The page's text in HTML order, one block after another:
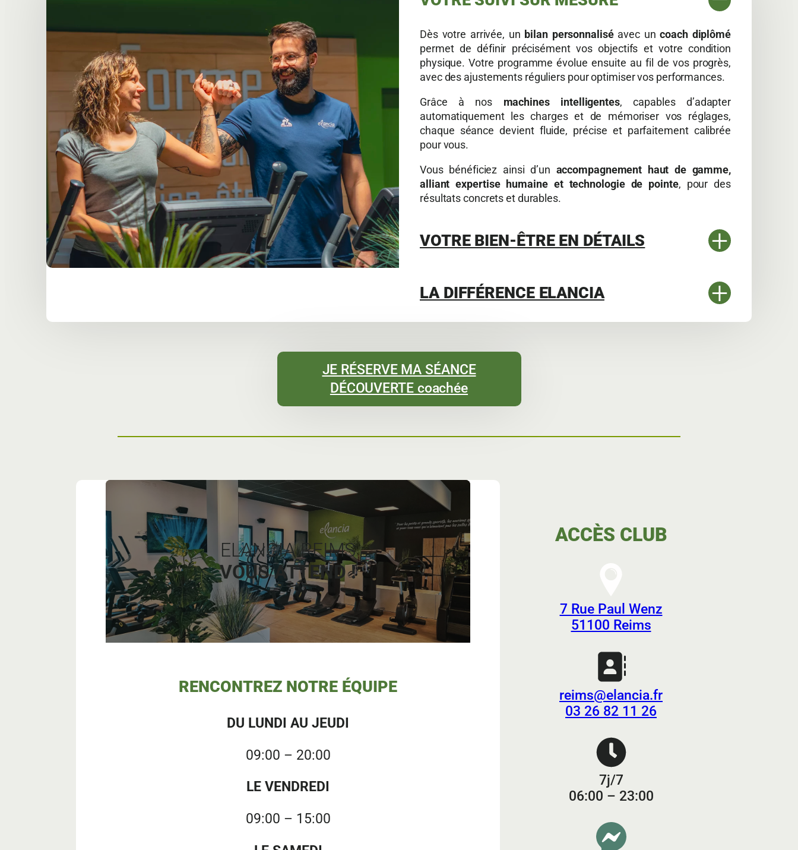
Dès votre arrivée, un bilan personnaliséavec uncoach diplômé
permet de définir précisément vos objectifs et votre condition
physique. Votre programme évolue ensuite au fil de vos progrès,
avec des ajustements réguliers pour optimiser vos performances.
Grâce à nos machines intelligentes, capables d’adapter
automatiquement les charges et de mémoriser vos réglages,
chaque séance devient fluide, précise et parfaitement calibrée
pour vous.
Vous bénéficiez ainsi d’un accompagnement haut de gamme,
alliant expertise humaine et technologie de pointe, pour des
résultats concrets et durables.
VOTRE BIEN-ÊTRE EN DÉTAILS +
LA DIFFÉRENCE ELANCIA +
JE RÉSERVE MA SÉANCE
DÉCOUVERTE coachée
ELANCIA REIMS
VOUS ATTEND !
RENCONTREZ NOTRE ÉQUIPE
DU LUNDI AU JEUDI
09:00 – 20:00
LE VENDREDI
09:00 – 15:00
ACCÈS CLUB
7 Rue Paul Wenz
51100 Reims
reims@elancia.fr
03 26 82 11 26
7j/7
06:00 – 23:00